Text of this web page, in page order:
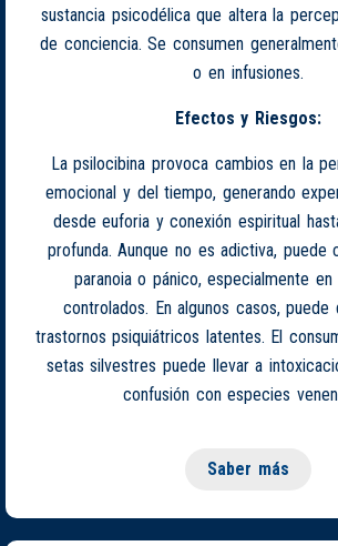
sustancia psicodélica que altera la
de conciencia. Se consumen
o en infusiones.
Efectos y Riesgos:
La psilocibina provoca cambios en la
emocional y del tiempo, generando
desde euforia y conexión espiritual
profunda. Aunque no es adictiva, puede
paranoia o pánico, especialmente
controlados. En algunos casos, puede
trastornos psiquiátricos latentes. El
setas silvestres puede llevar a
confusión con especies
Saber más